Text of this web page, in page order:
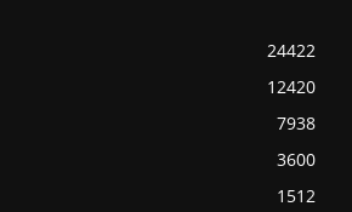
24422
12420
7938
3600
1512